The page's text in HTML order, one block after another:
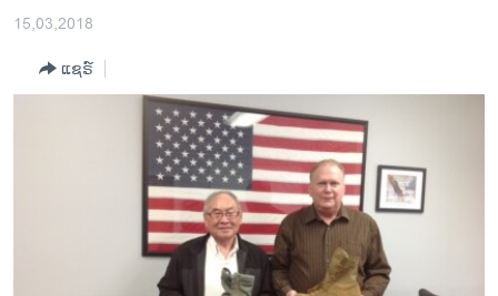
ຫາ
ຂ່າວ​ຈີນ
ໂລກ
ອິດສະຫຼະພາບດ້ານການຂ່າວ
ວິທະຍາສາດ-ເທັກໂນໂລຈີ
15,03,2018
ແຊຣ໌